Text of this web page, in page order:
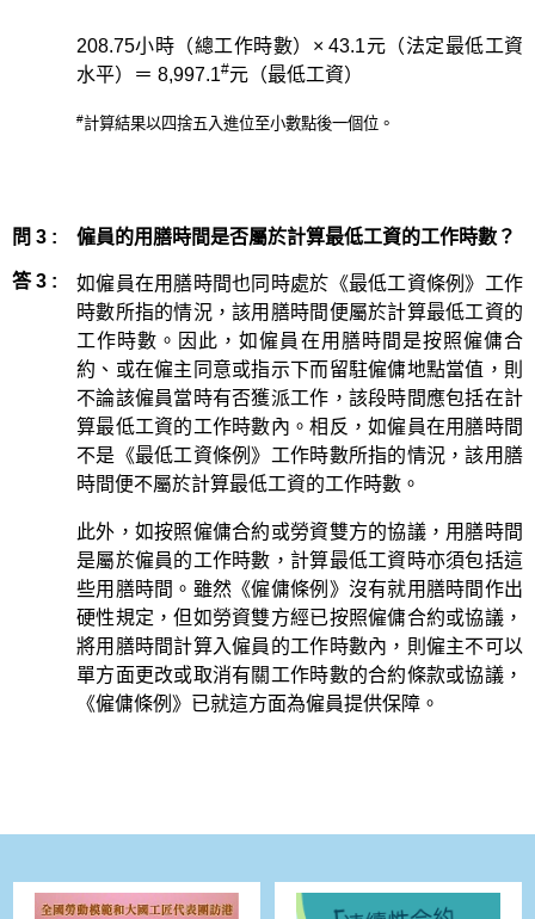
208.75小時（總工作時數）× 43.1元（法定最低工資
水平）＝ 8,997.1#元（最低工資）
#計算結果以四捨五入進位至小數點後一個位。
問 3 : 僱員的用膳時間是否屬於計算最低工資的工作時數？
答 3 :
如僱員在用膳時間也同時處於《最低工資條例》工作
時數所指的情況，該用膳時間便屬於計算最低工資的
工作時數。因此，如僱員在用膳時間是按照僱傭合
約、或在僱主同意或指示下而留駐僱傭地點當值，則
不論該僱員當時有否獲派工作，該段時間應包括在計
算最低工資的工作時數內。相反，如僱員在用膳時間
不是《最低工資條例》工作時數所指的情況，該用膳
時間便不屬於計算最低工資的工作時數。
此外，如按照僱傭合約或勞資雙方的協議，用膳時間
是屬於僱員的工作時數，計算最低工資時亦須包括這
些用膳時間。雖然《僱傭條例》沒有就用膳時間作出
硬性規定，但如勞資雙方經已按照僱傭合約或協議，
將用膳時間計算入僱員的工作時數內，則僱主不可以
單方面更改或取消有關工作時數的合約條款或協議，
《僱傭條例》已就這方面為僱員提供保障。